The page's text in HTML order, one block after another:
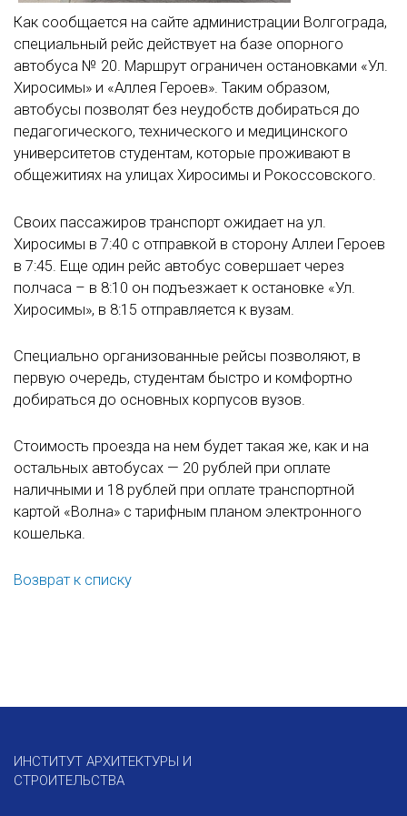
Как сообщается на сайте администрации Волгограда,
специальный рейс действует на базе опорного
автобуса № 20. Маршрут ограничен остановками «Ул.
Хиросимы» и «Аллея Героев». Таким образом,
автобусы позволят без неудобств добираться до
педагогического, технического и медицинского
университетов студентам, которые проживают в
общежитиях на улицах Хиросимы и Рокоссовского.
Своих пассажиров транспорт ожидает на ул.
Хиросимы в 7:40 с отправкой в сторону Аллеи Героев
в 7:45. Еще один рейс автобус совершает через
полчаса – в 8:10 он подъезжает к остановке «Ул.
Хиросимы», в 8:15 отправляется к вузам.
Специально организованные рейсы позволяют, в
первую очередь, студентам быстро и комфортно
добираться до основных корпусов вузов.
Стоимость проезда на нем будет такая же, как и на
остальных автобусах — 20 рублей при оплате
наличными и 18 рублей при оплате транспортной
картой «Волна» с тарифным планом электронного
кошелька.
Возврат к списку
ИНСТИТУТ АРХИТЕКТУРЫ И
СТРОИТЕЛЬСТВА